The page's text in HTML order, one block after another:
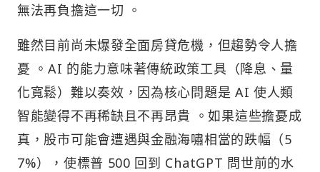
無法再負擔這一切 。
雖然目前尚未爆發全面房貸危機，但趨勢令人擔
憂 。AI 的能力意味著傳統政策工具（降息、量
化寬鬆）難以奏效，因為核心問題是 AI 使人類
智能變得不再稀缺且不再昂貴 。如果這些擔憂成
真，股市可能會遭遇與金融海嘯相當的跌幅（5
7%），使標普 500 回到 ChatGPT 問世前的水